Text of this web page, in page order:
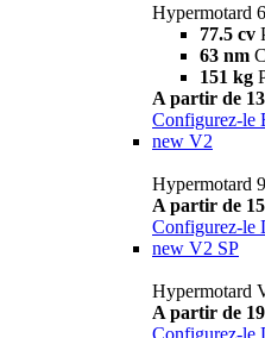
Hypermotard
77.5 cv
63 nm
151 kg
A partir de
Configurez-le
new V2
Hypermotard
A partir de
Configurez-le
new V2 SP
Hypermotard
A partir de
Configurez-le